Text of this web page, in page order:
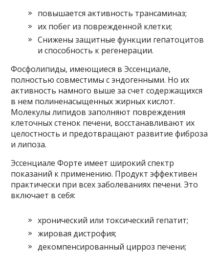
повышается активность трансаминаз;
их побег из поврежденной клетки;
Снижены защитные функции гепатоцитов
и способность к регенерации.
Фосфолипиды, имеющиеся в Эссенциале,
полностью совместимы с эндогенными. Но их
активность намного выше за счет содержащихся
в нем полиненасыщенных жирных кислот.
Молекулы липидов заполняют повреждения
клеточных стенок печени, восстанавливают их
целостность и предотвращают развитие фиброза
и липоза.
Эссенциале Форте имеет широкий спектр
показаний к применению. Продукт эффективен
практически при всех заболеваниях печени. Это
включает в себя:
хронический или токсический гепатит;
жировая дистрофия;
декомпенсированный цирроз печени;